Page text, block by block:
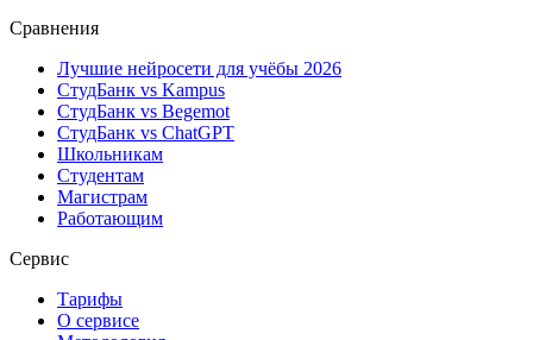
Сравнения
Лучшие нейросети для учёбы 2026
СтудБанк vs Kampus
СтудБанк vs Begemot
СтудБанк vs ChatGPT
Школьникам
Студентам
Магистрам
Работающим
Сервис
Тарифы
О сервисе